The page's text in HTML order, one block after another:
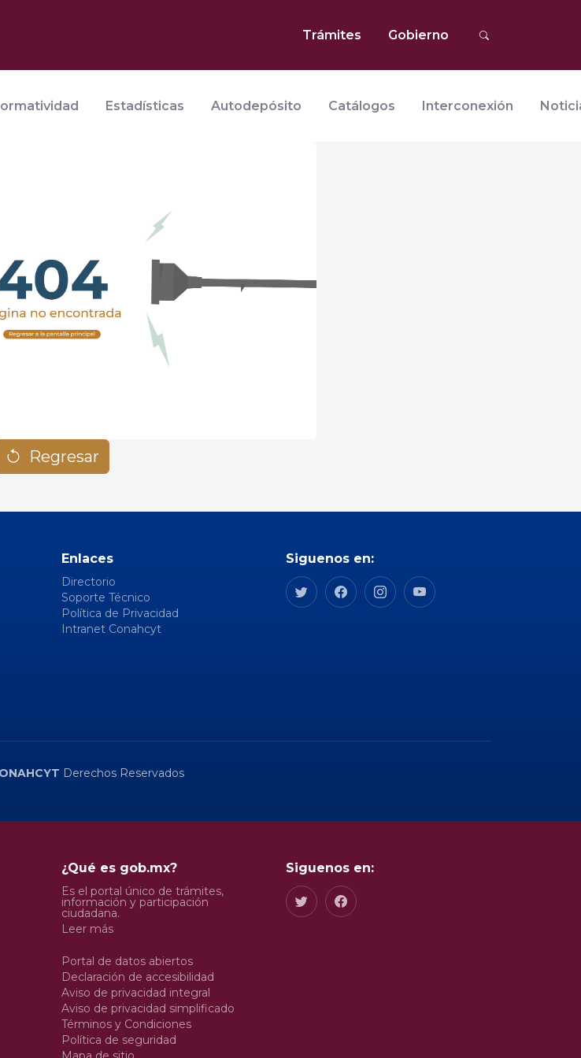
Trámites Gobierno
Estadísticas Autodepósito Catálogos Interconexión
Regresar
Enlaces
Directorio
Soporte Técnico
Política de Privacidad
Intranet Conahcyt
Siguenos en:
Derechos Reservados
¿Qué es gob.mx?
Es el portal único de trámites,
información y participación
ciudadana.
Leer más
Portal de datos abiertos
Declaración de accesibilidad
Aviso de privacidad integral
Aviso de privacidad simplificado
Términos y Condiciones
Política de seguridad
Siguenos en: